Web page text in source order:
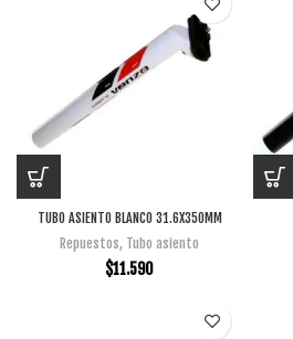
TUBO ASIENTO BLANCO 31.6X350MM
Repuestos, Tubo asiento
$11.590